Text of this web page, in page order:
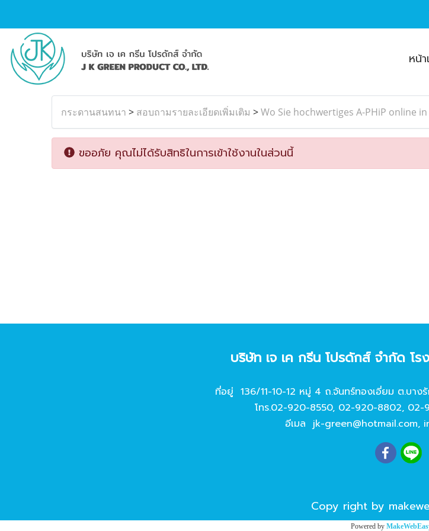
หน้
กระดานสนทนา > สอบถามรายละเอียดเพิ่มเติม >Wo Sie hochwertiges A-PHiP online
ขออภัย คุณไม่ได้รับสิทธิในการเข้าใช้งานในส่วนนี้
บริษัท เจ เค กรีน โปรดักส์ จํากัด โ
ที่อยู่ 136/11-10-12 หมู่ 4 ถ.จันทร์ทองเอี่ยม ต.บาง
โทร.02-920-8550, 02-920-8802, 02-
อีเมล jk-green@hotmail.com,
Copy right by
Powered by